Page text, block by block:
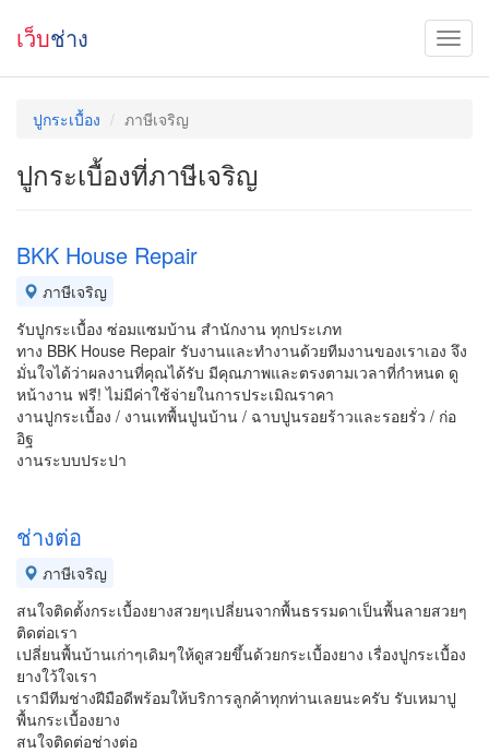
เว็บช่าง
ปูกระเบื้อง ภาษีเจริญ
ปูกระเบื้องที่ภาษีเจริญ
BKK House Repair
ภาษีเจริญ
รับปูกระเบื้อง ซ่อมแซมบ้าน สำนักงาน ทุกประเภท
ทาง BBK House Repair รับงานและทำงานด้วยทีมงานของเราเอง จึง
มั่นใจได้ว่าผลงานที่คุณได้รับ มีคุณภาพและตรงตามเวลาที่กำหนด ดู
หน้างาน ฟรี! ไม่มีค่าใช้จ่ายในการประเมิณราคา
งานปูกระเบื้อง / งานเทพื้นปูนบ้าน / ฉาบปูนรอยร้าวและรอยรั่ว / ก่อ
อิฐ
งานระบบประปา
ช่างต่อ
ภาษีเจริญ
สนใจติดตั้งกระเบื้องยางสวยๆเปลี่ยนจากพื้นธรรมดาเป็นพื้นลายสวยๆ
ติดต่อเรา
เปลี่ยนพื้นบ้านเก่าๆเดิมๆให้ดูสวยขึ้นด้วยกระเบื้องยาง เรื่องปูกระเบื้อง
ยางใว้ใจเรา
เรามีทีมช่างฝีมือดีพร้อมให้บริการลูกค้าทุกท่านเลยนะครับ รับเหมาปู
พื้นกระเบื้องยาง
สนใจติดต่อช่างต่อ